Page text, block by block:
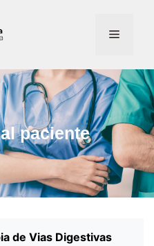
paciente
de Vias Digestivas